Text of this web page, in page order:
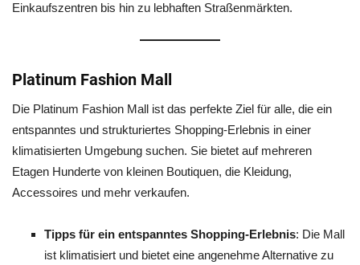
Einkaufszentren bis hin zu lebhaften Straßenmärkten.
Platinum Fashion Mall
Die Platinum Fashion Mall ist das perfekte Ziel für alle, die ein
entspanntes und strukturiertes Shopping-Erlebnis in einer
klimatisierten Umgebung suchen. Sie bietet auf mehreren
Etagen Hunderte von kleinen Boutiquen, die Kleidung,
Accessoires und mehr verkaufen.
Tipps für ein entspanntes Shopping-Erlebnis: Die Mall
ist klimatisiert und bietet eine angenehme Alternative zu